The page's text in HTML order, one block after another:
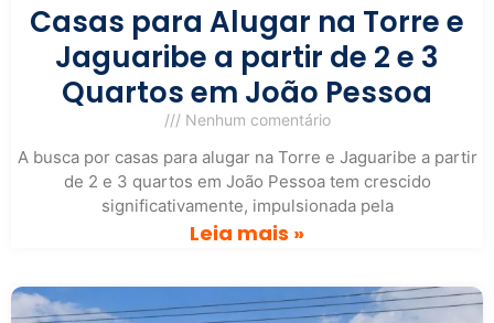
Casas para Alugar na Torre e
Jaguaribe a partir de 2 e 3
Quartos em João Pessoa
Nenhum comentário
A busca por casas para alugar na Torre e Jaguaribe a partir
de 2 e 3 quartos em João Pessoa tem crescido
significativamente, impulsionada pela
Leia mais »